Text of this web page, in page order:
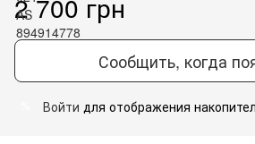
Сообщить, когда
Войти для отображения